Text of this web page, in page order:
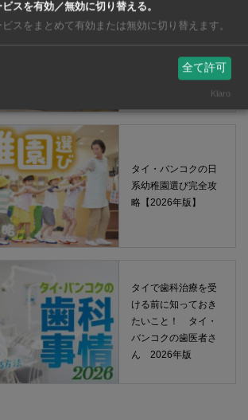
タイ・バンコクの保
【2026年版】
タイ・バンコクの日
系幼稚園選び完全攻
略【2026年版】
タイで歯科治療を受
ける前に知っておき
たいこと！ タイ・
バンコクの歯医者さ
ん 2026年版
スを有効／無効に切り替える。
ビスをまとめて有効または無効に切り替えます。
全て許可
Klaro